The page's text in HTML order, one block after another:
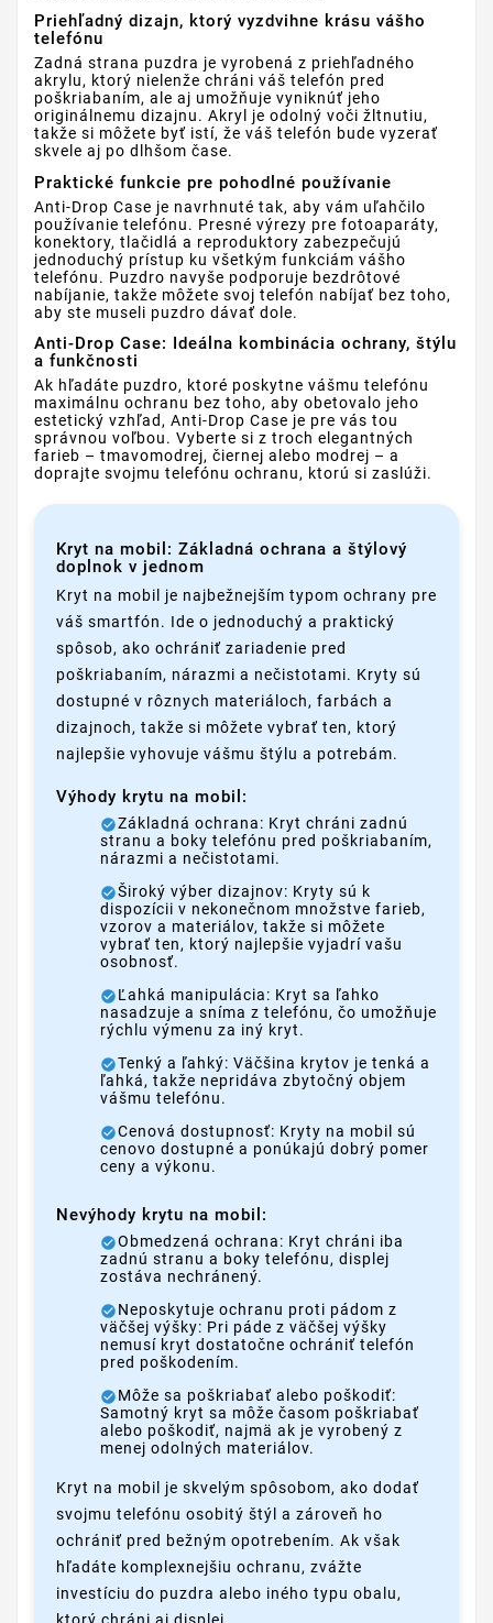
Priehľadný dizajn, ktorý vyzdvihne krásu vášho
telefónu
Zadná strana puzdra je vyrobená z priehľadného
akrylu, ktorý nielenže chráni váš telefón pred
poškriabaním, ale aj umožňuje vyniknúť jeho
originálnemu dizajnu. Akryl je odolný voči žltnutiu,
takže si môžete byť istí, že váš telefón bude vyzerať
skvele aj po dlhšom čase.
Praktické funkcie pre pohodlné používanie
Anti-Drop Case je navrhnuté tak, aby vám uľahčilo
používanie telefónu. Presné výrezy pre fotoaparáty,
konektory, tlačidlá a reproduktory zabezpečujú
jednoduchý prístup ku všetkým funkciám vášho
telefónu. Puzdro navyše podporuje bezdrôtové
nabíjanie, takže môžete svoj telefón nabíjať bez toho,
aby ste museli puzdro dávať dole.
Anti-Drop Case: Ideálna kombinácia ochrany, štýlu
a funkčnosti
Ak hľadáte puzdro, ktoré poskytne vášmu telefónu
maximálnu ochranu bez toho, aby obetovalo jeho
estetický vzhľad, Anti-Drop Case je pre vás tou
správnou voľbou. Vyberte si z troch elegantných
farieb – tmavomodrej, čiernej alebo modrej – a
doprajte svojmu telefónu ochranu, ktorú si zaslúži.
Kryt na mobil: Základná ochrana a štýlový
doplnok v jednom
Kryt na mobil je najbežnejším typom ochrany pre
váš smartfón. Ide o jednoduchý a praktický
spôsob, ako ochrániť zariadenie pred
poškriabaním, nárazmi a nečistotami. Kryty sú
dostupné v rôznych materiáloch, farbách a
dizajnoch, takže si môžete vybrať ten, ktorý
najlepšie vyhovuje vášmu štýlu a potrebám.
Výhody krytu na mobil:
Základná ochrana: Kryt chráni zadnú
stranu a boky telefónu pred poškriabaním,
nárazmi a nečistotami.
Široký výber dizajnov: Kryty sú k
dispozícii v nekonečnom množstve farieb,
vzorov a materiálov, takže si môžete
vybrať ten, ktorý najlepšie vyjadrí vašu
osobnosť.
Ľahká manipulácia: Kryt sa ľahko
nasadzuje a sníma z telefónu, čo umožňuje
rýchlu výmenu za iný kryt.
Tenký a ľahký: Väčšina krytov je tenká a
ľahká, takže nepridáva zbytočný objem
vášmu telefónu.
Cenová dostupnosť: Kryty na mobil sú
cenovo dostupné a ponúkajú dobrý pomer
ceny a výkonu.
Nevýhody krytu na mobil:
Obmedzená ochrana: Kryt chráni iba
zadnú stranu a boky telefónu, displej
zostáva nechránený.
Neposkytuje ochranu proti pádom z
väčšej výšky: Pri páde z väčšej výšky
nemusí kryt dostatočne ochrániť telefón
pred poškodením.
Môže sa poškriabať alebo poškodiť:
Samotný kryt sa môže časom poškriabať
alebo poškodiť, najmä ak je vyrobený z
menej odolných materiálov.
Kryt na mobil je skvelým spôsobom, ako dodať
svojmu telefónu osobitý štýl a zároveň ho
ochrániť pred bežným opotrebením. Ak však
hľadáte komplexnejšiu ochranu, zvážte
investíciu do puzdra alebo iného typu obalu,